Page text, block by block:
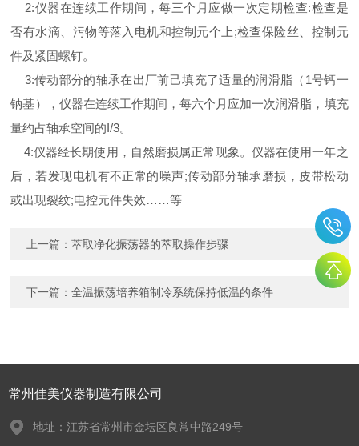
2:仪器在连续工作期间，每三个月应做一次定期检查:检查是
否有水滴、污物等落入电机和控制元个上;检查保险丝、控制元
件及紧固螺钉。
3:传动部分的轴承在出厂前己填充了适量的润滑脂（1号钙一
钠基），仪器在连续工作期间，每六个月应加一次润滑脂，填充
量约占轴承空间的I/3。
4:仪器经长期使用，自然磨损属正常现象。仪器在使用一年之
后，若发现电机有不正常的噪声;传动部分轴承磨损，皮带松动
或出现裂纹;电控元件失效……等
上一篇：萃取净化振荡器的萃取操作步骤
下一篇：全温振荡培养箱制冷系统保持低温的条件
常州佳美仪器制造有限公司
地址：江苏省常州市金坛区良常中路249号